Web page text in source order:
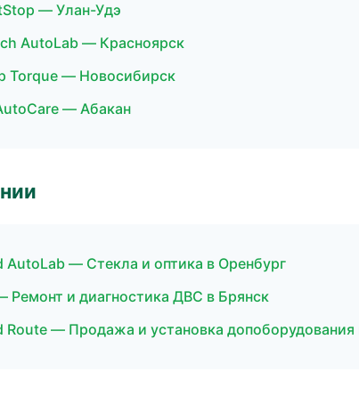
— Улан-Удэ
AutoLab — Красноярск
Torque — Новосибирск
— Абакан
AutoLab — Стекла и оптика в Оренбург
Ремонт и диагностика ДВС в Брянск
Route — Продажа и установка допоборудования